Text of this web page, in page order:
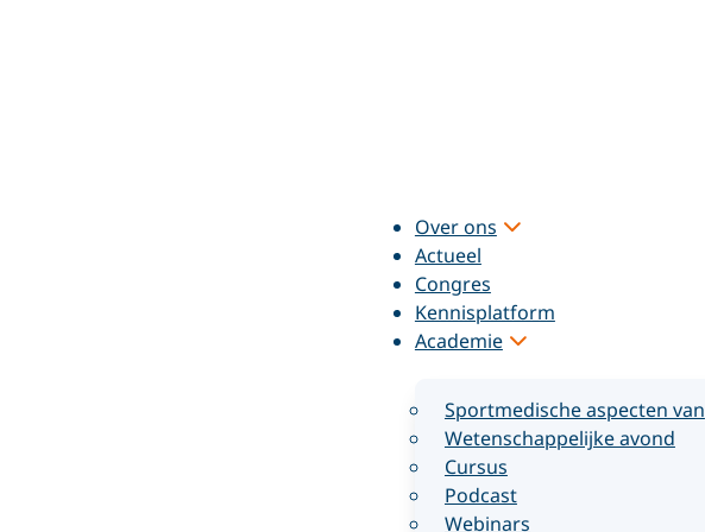
Over ons
Actueel
Congres
Kennisplatform
Academie
Sportmedische aspecten van
Wetenschappelijke avond
Cursus
Podcast
Webinars